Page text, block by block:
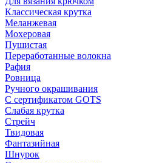
Классическая крутка
Меланжевая
Мохеровая
Пушистая
Переработанные волокна
Рафия
Ровница
Ручного окрашивания
С сертификатом GOTS
Слабая крутка
Стрейч
Твидовая
Фантазийная
Шнурок